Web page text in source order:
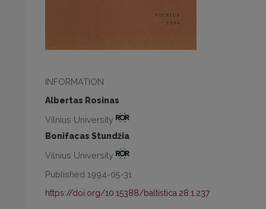
INFORMATION
Albertas Rosinas
Vilnius University
Bonifacas Stundžia
Vilnius University
Published 1994-05-31
https://doi.org/10.15388/baltistica.28.1.237